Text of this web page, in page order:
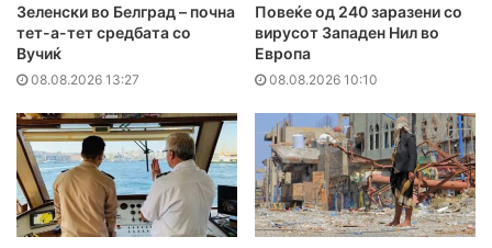
Зеленски во Белград – почна
тет-а-тет средбата со
Вучиќ
08.08.2026 13:27
Повеќе од 240 заразени со
вирусот Западен Нил во
Европа
08.08.2026 10:10